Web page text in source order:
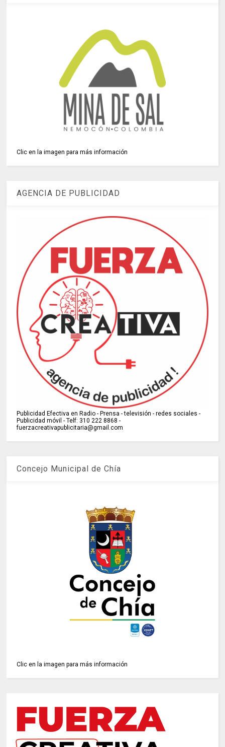
Clic en la imagen para más información
AGENCIA DE PUBLICIDAD
Publicidad Efectiva en Radio - Prensa - televisión - redes sociales -
Publicidad móvil - Telf: 310 222 8868 -
fuerzacreativapublicitaria@gmail.com
Concejo Municipal de Chía
Clic en la imagen para más información